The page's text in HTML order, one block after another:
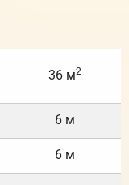
36 м2
6 м
6 м